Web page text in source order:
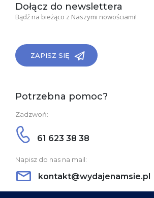
Dołącz do newslettera
Bądź na bieżąco z Naszymi nowościami!
ZAPISZ SIĘ
Potrzebna pomoc?
Zadzwoń:
61 623 38 38
Napisz do nas na mail:
kontakt@wydajenamsie.pl